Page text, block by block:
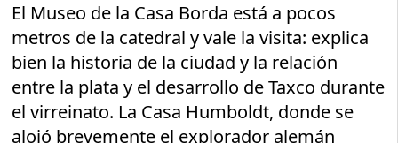
El Museo de la Casa Borda está a pocos
metros de la catedral y vale la visita: explica
bien la historia de la ciudad y la relación
entre la plata y el desarrollo de Taxco durante
el virreinato. La Casa Humboldt, donde se
alojó brevemente el explorador alemán